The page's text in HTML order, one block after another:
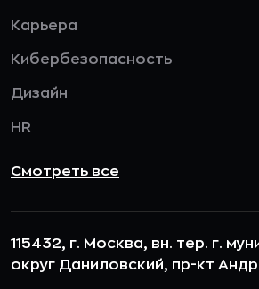
Карьера
Кибербезопасность
Дизайн
HR
Смотреть все
115432, г. Москва, вн. тер. г.
округ Даниловский, пр-кт